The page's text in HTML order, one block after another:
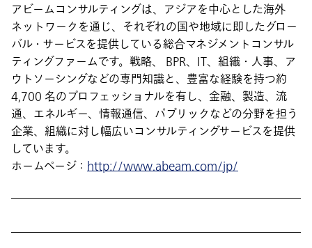
アビームコンサルティングは、アジアを中心とした海外
ネットワークを通じ、それぞれの国や地域に即したグロー
バル・サービスを提供している総合マネジメントコンサル
ティングファームです。戦略、 BPR、IT、組織・人事、ア
ウトソーシングなどの専門知識と、豊富な経験を持つ約
4,700 名のプロフェッショナルを有し、金融、製造、流
通、エネルギー、情報通信、パブリックなどの分野を担う
企業、組織に対し幅広いコンサルティングサービスを提供
しています。
ホームページ： http://www.abeam.com/jp/